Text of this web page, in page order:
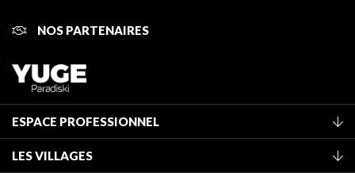
NOS PARTENAIRES
ESPACE PROFESSIONNEL
LES VILLAGES